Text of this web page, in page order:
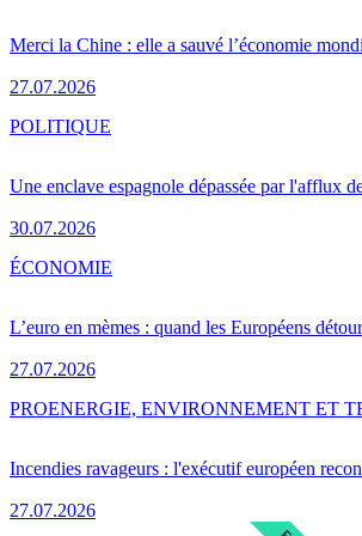
Merci la Chine : elle a sauvé l’économie
27.07.2026
Une enclave espagnole dépassée par l'afflux
30.07.2026
POLITIQUE
L’euro en mèmes : quand les Européens
27.07.2026
ÉCONOMIE
Incendies ravageurs : l'exécutif européen
27.07.2026
PROENERGIE, ENVIRONNEMENT ET